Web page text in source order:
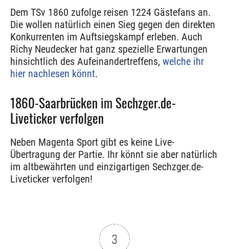
Dem TSv 1860 zufolge reisen 1224 Gästefans an.
Die wollen natürlich einen Sieg gegen den direkten
Konkurrenten im Auftsiegskampf erleben. Auch
Richy Neudecker hat ganz spezielle Erwartungen
hinsichtlich des Aufeinandertreffens, welche ihr
hier nachlesen könnt.
1860-Saarbrücken im Sechzger.de-
Liveticker verfolgen
Neben Magenta Sport gibt es keine Live-
Übertragung der Partie. Ihr könnt sie aber natürlich
im altbewährten und einzigartigen Sechzger.de-
Liveticker verfolgen!
3